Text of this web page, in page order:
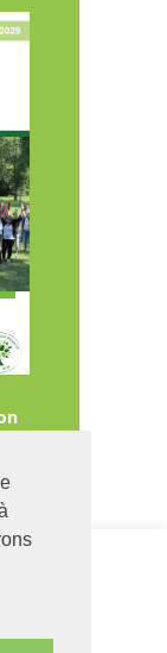
Europe
DE CÉ